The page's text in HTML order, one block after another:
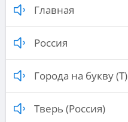
Главная
Россия
Города на букву (Т)
Тверь (Россия)